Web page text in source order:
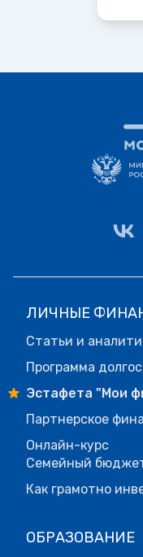
ЛИЧНЫЕ
Статьи и
Программа
Эстафета "Мои
Партнерское
Онлайн-курс
Семейный
Как грамотно
ОБРАЗОВАНИЕ